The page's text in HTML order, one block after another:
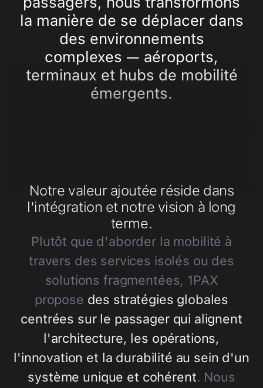
la manière de se déplacer dans
des environnements
complexes — aéroports,
terminaux et hubs de mobilité
émergents.
Notre valeur ajoutée réside dans
l'intégration et notre vision à long
terme.
Plutôt que d'aborder la mobilité à
travers des services isolés ou des
solutions fragmentées, 1PAX
propose des stratégies globales
centrées sur le passager qui alignent
l'architecture, les opérations,
l'innovation et la durabilité au sein d'un
système unique et cohérent. Nous